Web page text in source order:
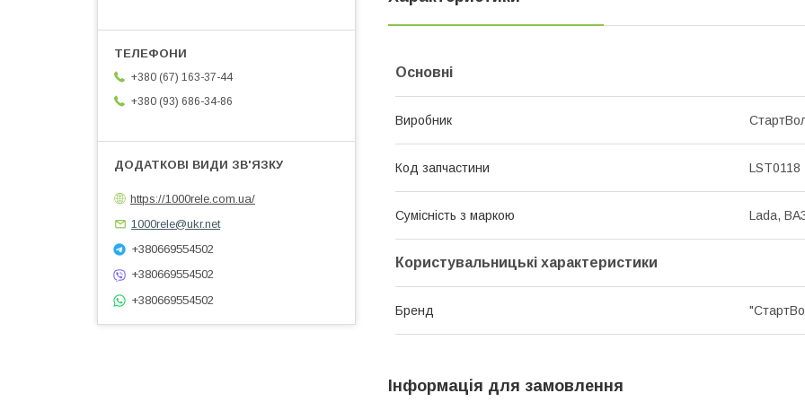
Основні
Виробник
Код запчастини LST0118
Сумісність з маркою Lada,
Користувальницькі характеристики
Бренд
Інформація для замовлення
+380 (67) 163-37-44
+380 (93) 686-34-86
https://1000rele.com.ua/
1000rele@ukr.net
+380669554502
+380669554502
+380669554502